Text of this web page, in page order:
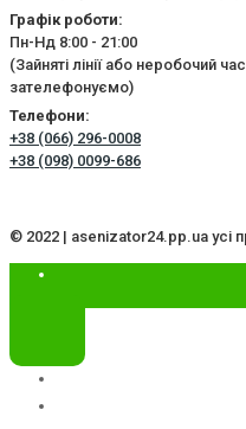
Графік роботи:
Пн-Нд 8:00 - 21:00
(Зайняті лінії або неробочий
зателефонуємо)
Телефони:
+38 (066) 296-0008
+38 (098) 0099-686
© 2022 | asenizator24.pp.ua усі